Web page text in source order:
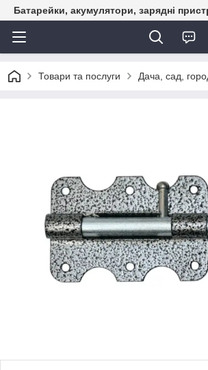
Батарейки, акумулятори, зарядні
Товари та послуги Дача, сад,